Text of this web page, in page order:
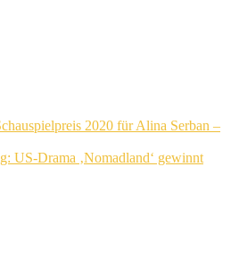
2020 für Alina Serban –
US-Drama ‚Nomadland‘ gewinnt